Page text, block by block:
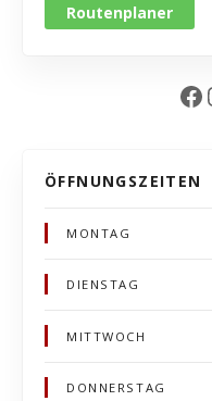
Routenplaner
Facebook
ÖFFNUNGSZEITEN
MONTAG
DIENSTAG
MITTWOCH
DONNERSTAG